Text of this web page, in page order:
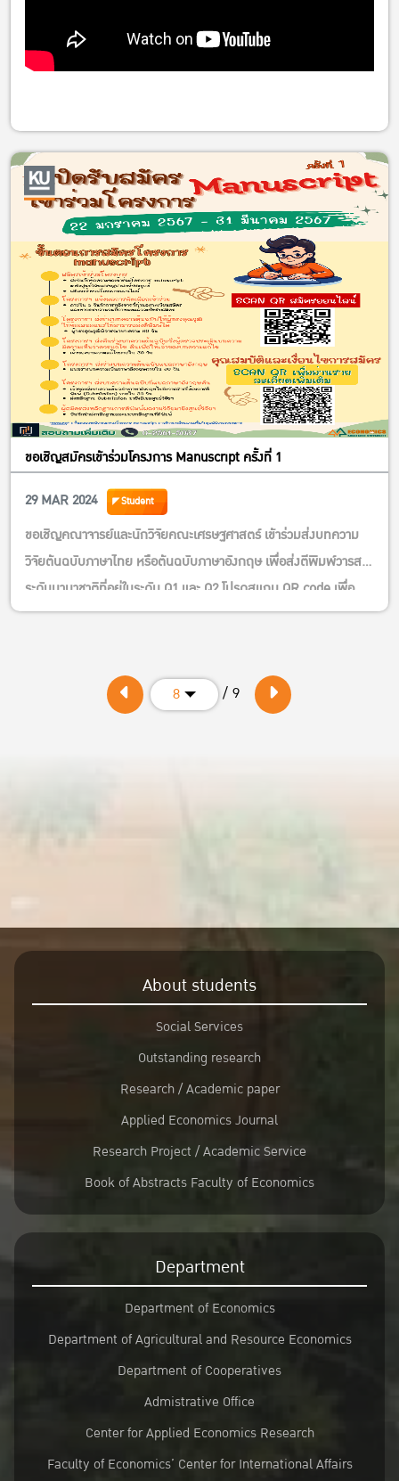
ขอเชิญสมัครเข้าร่วมโครงการ Manuscript ครั้งที่ 1
29 MAR 2024
Student
ขอเชิญคณาจารย์และนักวิจัยคณะเศรษฐศาสตร์ เข้าร่วมส่งบทความ
วิจัยต้นฉบับภาษาไทย หรือต้นฉบับภาษาอังกฤษ เพื่อส่งตีพิมพ์วารสาร
ระดับนานาชาติที่อยู่ในระดับ Q1 และ Q2 โปรดสแกน QR code เพื่อ
อ่านรายละเอียดโครงการตามโปสเตอร์ดังแนบ
8 / 9
About students
Social Services
Outstanding research
Research / Academic paper
Applied Economics Journal
Research Project / Academic Service
Book of Abstracts Faculty of Economics
Department
Department of Economics
Department of Agricultural and Resource Economics
Department of Cooperatives
Admistrative Office
Center for Applied Economics Research
Faculty of Economics’ Center for International Affairs